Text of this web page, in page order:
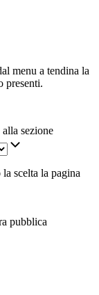
menu a tendina la
presenti.
sezione
scelta la pagina
pubblica